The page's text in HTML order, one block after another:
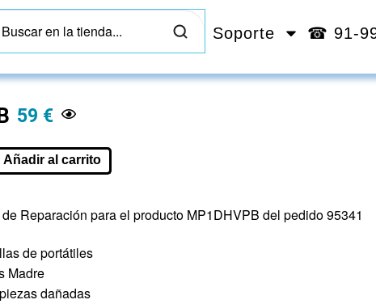
Soporte ☎ 91-
59 €
Añadir al carrito
Reparación para el producto MP1DHVPB del pedido 95341
de portátiles
Madre
dañadas